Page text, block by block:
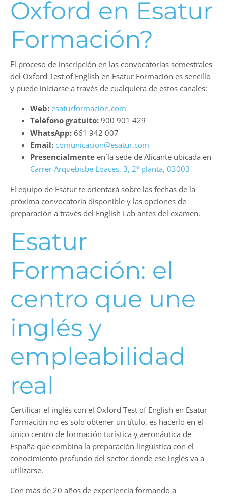
Oxford en Esatur
Formación?
El proceso de inscripción en las convocatorias semestrales
del Oxford Test of English en Esatur Formación es sencillo
y puede iniciarse a través de cualquiera de estos canales:
Web: esaturformacion.com
Teléfono gratuito: 900 901 429
WhatsApp: 661 942 007
Email: comunicacion@esatur.com
Presencialmente en´la sede de Alicante ubicada en
Carrer Arquebisbe Loaces, 3, 2º planta, 03003
El equipo de Esatur te orientará sobre las fechas de la
próxima convocatoria disponible y las opciones de
preparación a través del English Lab antes del examen.
Esatur
Formación: el
centro que une
inglés y
empleabilidad
real
Certificar el inglés con el Oxford Test of English en Esatur
Formación no es solo obtener un título, es hacerlo en el
único centro de formación turística y aeronáutica de
España que combina la preparación lingüística con el
conocimiento profundo del sector donde ese inglés va a
utilizarse.
Con más de 20 años de experiencia formando a